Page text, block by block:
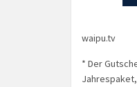
waipu.tv
* Der